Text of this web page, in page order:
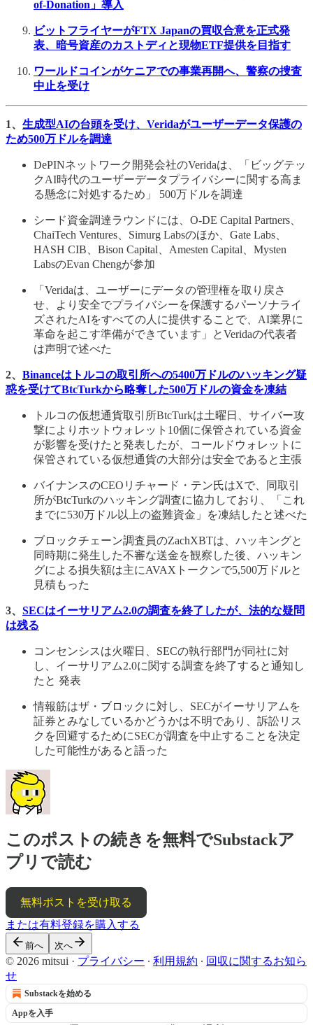
of-Donation」導入
ビットフライヤーがFTX Japanの買収合意を正式発
表、暗号資産のカストディと現物ETF提供を目指す
ワールドコインがケニアでの事業再開へ、警察の捜査
中止を受け
1、 生成型AIの台頭を受け、Veridaがユーザーデータ保護の
ため500万ドルを調達
DePINネットワーク開発会社のVeridaは、「ビッグテッ
クAI時代のユーザーデータプライバシーに関する高ま
る懸念に対処するため」 500万ドルを調達
シード資金調達ラウンドには、O-DE Capital Partners、
ChaiTech Ventures、Simurg Labsのほか、Gate Labs、
HASH CIB、Bison Capital、Amesten Capital、Mysten
LabsのEvan Chengが参加
「Veridaは、ユーザーにデータの管理権を取り戻さ
せ、より安全でプライバシーを保護するパーソナライ
ズされたAIをすべての人に提供することで、AI業界に
革命を起こす準備ができています」とVeridaの代表者
は声明で述べた
2、 Binanceはトルコの取引所への5400万ドルのハッキング疑
惑を受けてBtcTurkから略奪した500万ドルの資金を凍結
トルコの仮想通貨取引所BtcTurkは土曜日、サイバー攻
撃によりホットウォレット10個に保管されている資金
が影響を受けたと発表したが、コールドウォレットに
保管されている仮想通貨の大部分は安全であると主張
バイナンスのCEOリチャード・テン氏はXで、同取引
所がBtcTurkのハッキング調査に協力しており、「これ
までに530万ドル以上の盗難資金」を凍結したと述べた
ブロックチェーン調査員のZachXBTは、ハッキングと
同時期に発生した不審な送金を観察した後、ハッキン
グによる損失額は主にAVAXトークンで5,500万ドルと
見積もった
3、 SECはイーサリアム2.0の調査を終了したが、法的な疑問
は残る
コンセンシスは火曜日、SECの執行部門が同社に対
し、イーサリアム2.0に関する調査を終了すると通知し
たと 発表
情報筋はザ・ブロックに対し、SECがイーサリアムを
証券とみなしているかどうかは不明であり、訴訟リス
クを回避するためにSECが調査を中止することを決定
した可能性があると語った
このポストの続きを無料でSubstackア
プリで読む
無料ポストを受け取る
または有料登録を購入する
前へ 次へ
© 2026 mitsui · プライバシー ∙ 利用規約 ∙ 回収に関するお知ら
せ
Substackを始める
Appを入手